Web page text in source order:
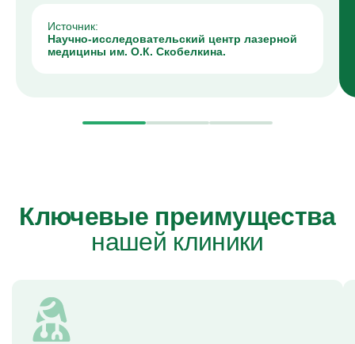
Источник:
Научно-исследовательский центр лазерной
медицины им. О.К. Скобелкина.
Ключевые преимущества
нашей клиники